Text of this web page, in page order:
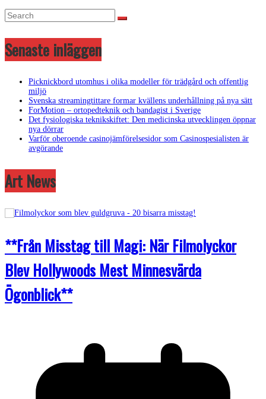
Senaste inläggen
Picknickbord utomhus i olika modeller för trädgård och offentlig
miljö
Svenska streamingtittare formar kvällens underhållning på nya sätt
ForMotion – ortopedteknik och bandagist i Sverige
Det fysiologiska teknikskiftet: Den medicinska utvecklingen öppnar
nya dörrar
Varför oberoende casinojämförelsesidor som Casinospesialisten är
avgörande
Art News
**Från Misstag till Magi: När Filmolyckor
Blev Hollywoods Mest Minnesvärda
Ögonblick**